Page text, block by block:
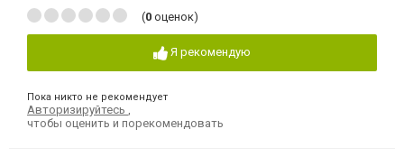
(0 оценок)
Я рекомендую
Пока никто не рекомендует
Авторизируйтесь
чтобы оценить и порекомендовать